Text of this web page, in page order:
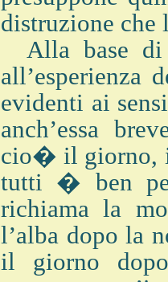
distruzione che
Alla base di
evidenti ai
anch’essa
cio� il giorno,
tutti � ben
richiama la
l’alba dopo la
il giorno